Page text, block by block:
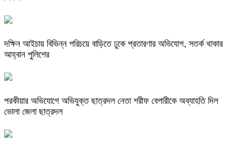
দক্ষিন আইচায় ‎বিভিন্ন পরিচয়ে বাড়িতে ঢুকে প্রতারণার অভিযোগ, সতর্ক থাকার
আহ্বান পুলিশের
পরকীয়ার অভিযোগে অভিযুক্ত ছাত্রদল নেতা শরীফ বেপারীকে অব্যাহতি দিল
ভোলা জেলা ছাত্রদল